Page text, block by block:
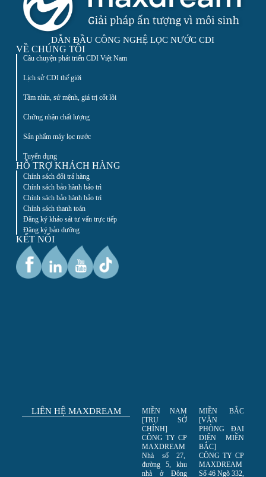
DẪN ĐẦU CÔNG NGHỆ LỌC NƯỚC CDI
VỀ CHÚNG TÔI
Câu chuyện phát triển CDI Việt Nam
Lịch sử CDI thế giới
Tầm nhìn, sứ mệnh, giá trị cốt lõi
Chứng nhận chất lượng
Sản phẩm máy lọc nước
Tuyển dụng
HỖ TRỢ KHÁCH HÀNG
Chính sách đổi trả hàng
Chính sách bảo hành bảo trì
Chính sách bảo hành bảo trì
Chính sách thanh toán
Đăng ký khảo sát tư vấn trực tiếp
Đăng ký bảo dưỡng
KẾT NỐI
LIÊN HỆ MAXDREAM
MIỀN NAM
[TRỤ SỞ
CHÍNH]
CÔNG TY CP
MAXDREAM
Nhà số 27,
đường 5, khu
nhà ở Đông
MIỀN BẮC
[VĂN
PHÒNG ĐẠI
DIỆN MIỀN
BẮC]
CÔNG TY CP
MAXDREAM
Số 46 Ngõ 332,